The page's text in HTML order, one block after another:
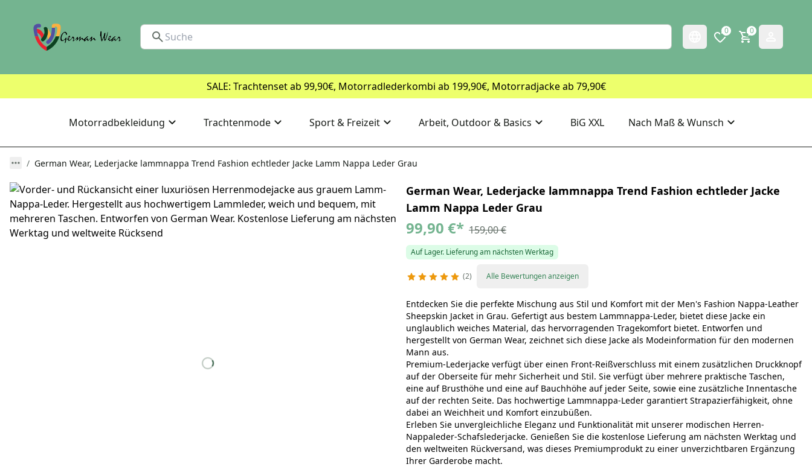
0 0
SALE: Trachtenset ab 99,90€, Motorradlederkombi ab 199,90€, Motorradjacke ab 79,90€
Motorradbekleidung Trachtenmode Sport & Freizeit Arbeit, Outdoor & Basics BiG XXL Nach Maß & Wunsch
German Wear, Lederjacke lammnappa Trend Fashion echtleder Jacke Lamm Nappa Leder Grau
German Wear, Lederjacke lammnappa Trend Fashion echtleder Jacke
Lamm Nappa Leder Grau
99,90 €* 159,00 €
Auf Lager. Lieferung am nächsten Werktag
2 Alle Bewertungen anzeigen
Entdecken Sie die perfekte Mischung aus Stil und Komfort mit der Men's Fashion Nappa-Leather
Sheepskin Jacket in Grau. Gefertigt aus bestem Lammnappa-Leder, bietet diese Jacke ein
unglaublich weiches Material, das hervorragenden Tragekomfort bietet. Entworfen und
hergestellt von German Wear, zeichnet sich diese Jacke als Modeinformation für den modernen
Mann aus.
Premium-Lederjacke verfügt über einen Front-Reißverschluss mit einem zusätzlichen Druckknopf
auf der Oberseite für mehr Sicherheit und Stil. Sie verfügt über mehrere praktische Taschen,
eine auf Brusthöhe und eine auf Bauchhöhe auf jeder Seite, sowie eine zusätzliche Innentasche
auf der rechten Seite. Das hochwertige Lammnappa-Leder garantiert Strapazierfähigkeit, ohne
dabei an Weichheit und Komfort einzubüßen.
Erleben Sie unvergleichliche Eleganz und Funktionalität mit unserer modischen Herren-
Nappaleder-Schafslederjacke. Genießen Sie die kostenlose Lieferung am nächsten Werktag und
den weltweiten Rückversand, was dieses Premiumprodukt zu einer unverzichtbaren Ergänzung
Ihrer Garderobe macht.